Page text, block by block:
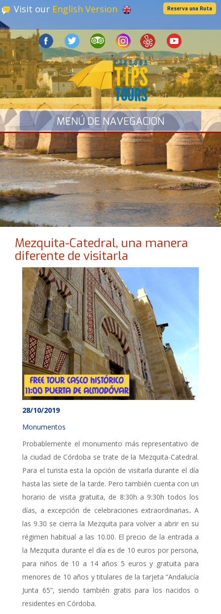
Visit our English Version Reserva una Ruta
Mezquita-Catedral, una manera
diferente de visitarla
28/10/2019
Monumentos
Probablemente el monumento más representativo de
la ciudad de Córdoba se trate de la Mezquita-Catedral.
Para el turista esta la opción de visitarla durante el día
hasta las siete de la tarde. Pero también cuenta con un
horario de visita gratuita, de 8:30h a 9:30h todos los
días, a excepción de celebraciones extraordinarias.A
las 9.30 se cierra la Mezquita para volver a abrir en su
régimen habitual a las 10.00. El precio de la entrada a
la Mezquita durante el día es de 10 euros por persona,
para niños de 10 a 14 años 5 euros y gratuita para
menores de 10 años y titulares de la tarjeta “Andalucía
Junta 65”, siendo también gratis para los nacidos o
residentes en Córdoba.